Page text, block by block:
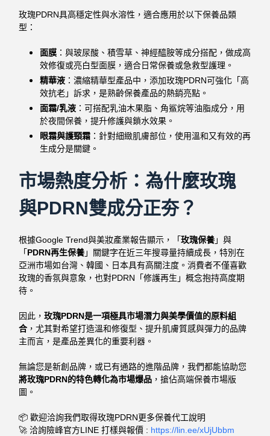
玫瑰PDRN具高穩定性與水溶性，適合應用於以下保養品類
型：
面膜 ：與玻尿酸、積雪草、神經醯胺等成分搭配，做成高
效修復或亮白型面膜，適合日常保養或急救型護理。
精華液 ：濃縮精華型產品中，添加玫瑰PDRN可強化「高
效抗老」訴求，是熟齡保養產品的熱銷亮點。
面霜/乳液 ：可搭配乳油木果脂、角鯊烷等油脂成分，用
於夜間保養，提升修護與鎖水效果。
眼霜與護頸霜 ：針對細緻肌膚部位，使用溫和又有效的再
生成分是關鍵。
市場熱度分析：為什麼玫瑰
與PDRN雙成分正夯？
根據Google Trend與美妝產業報告顯示，「玫瑰保養」與
「 PDRN再生保養」關鍵字在近三年搜尋量持續成長，特別在
亞洲市場如台灣、韓國、日本具有高關注度。消費者不僅喜歡
玫瑰的香氛與意象，也對PDRN「修護再生」概念抱持高度期
待。
因此，玫瑰PDRN是一項極具市場潛力與美學價值的原料組
合 ，尤其對希望打造溫和修復型、提升肌膚質感與彈力的品牌
主而言，是產品差異化的重要利器。
無論您是新創品牌，或已有通路的進階品牌，我們都能協助您
將玫瑰PDRN的特色轉化為市場爆品 ，搶佔高端保養市場版
圖。
📦 歡迎洽詢我們取得玫瑰PDRN更多保養代工說明
🚀 洽詢險峰官方LINE 打樣與報價 : https://lin.ee/xUjUbbm